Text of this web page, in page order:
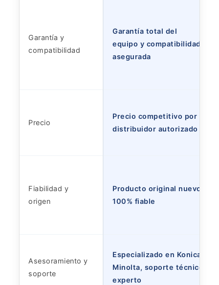
Garantía y
compatibilidad
Garantía total del
equipo y compatibilidad
asegurada
Precio
Precio competitivo por ser
distribuidor autorizado
Fiabilidad y
origen
Producto original nuevo,
100% fiable
Asesoramiento y
soporte
Especializado en Konica
Minolta, soporte técnico
experto